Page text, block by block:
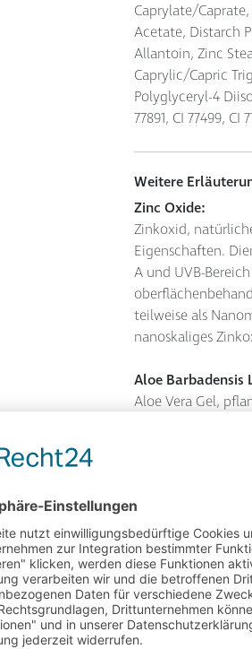
Caprylate/
Acetate, Distarch
Allantoin, Zinc
Caprylic/Capric
Polyglyceryl-4
77891, CI 77499, CI
Weitere
Zinc Oxide:
Zinkoxid,
Eigenschaften.
A und UVB-
teilweise als
nanoskaliges
Aloe Barbadensis
Aloe Vera Gel,
Aqua:
Wasser. Ist zu
die
bei vielen
den Inhaltsstoff
in Emulsionen die